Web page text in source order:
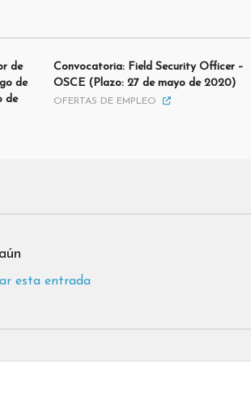
de
de
de
Convocatoria: Field Security Officer –
OSCE (Plazo: 27 de mayo de 2020)
OFERTAS DE EMPLEO
esta entrada